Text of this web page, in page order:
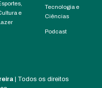
e
Tecnologia e
Ciências
Podcast
| Todos os direitos